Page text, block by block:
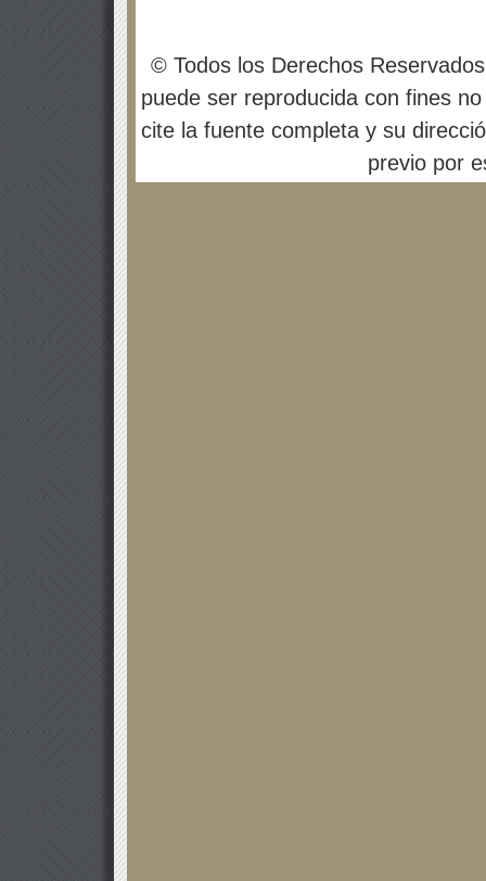
© Todos los Derechos
puede ser reproducida con fines
cite la fuente completa y su
previo por